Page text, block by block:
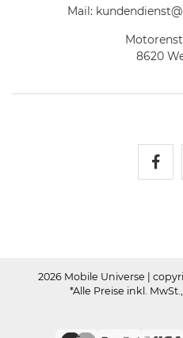
Mail:
8620
2026 Mobile Universe |
*Alle Preise inkl.